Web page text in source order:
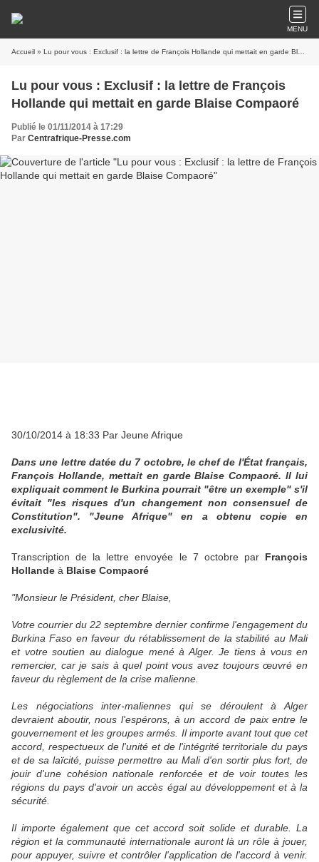
MENU
Accueil » Lu pour vous : Exclusif : la lettre de François Hollande qui mettait en garde Blaise Compaoré
Lu pour vous : Exclusif : la lettre de François
Hollande qui mettait en garde Blaise Compaoré
Publié le 01/11/2014 à 17:29
Par Centrafrique-Presse.com
30/10/2014 à 18:33 Par Jeune Afrique
Dans une lettre datée du 7 octobre, le chef de l'État français,
François Hollande, mettait en garde Blaise Compaoré. Il lui
expliquait comment le Burkina pourrait "être un exemple" s'il
évitait "les risques d'un changement non consensuel de
Constitution". "Jeune Afrique" en a obtenu copie en
exclusivité.
Transcription de la lettre envoyée le 7 octobre par François
Hollande à Blaise Compaoré
"Monsieur le Président, cher Blaise,
Votre courrier du 22 septembre dernier confirme l'engagement du
Burkina Faso en faveur du rétablissement de la stabilité au Mali
et votre soutien au dialogue mené à Alger. Je tiens à vous en
remercier, car je sais à quel point vous avez toujours œuvré en
faveur du règlement de la crise malienne.
Les négociations inter-maliennes qui se déroulent à Alger
devraient aboutir, nous l'espérons, à un accord de paix entre le
gouvernement et les groupes armés. Il importe avant tout que cet
accord, respectueux de l'unité et de l'intégrité territoriale du pays
et de sa laïcité, puisse permettre au Mali d'en sortir plus fort, de
jouir d'une cohésion nationale renforcée et de voir toutes les
régions du pays d'avoir un accès égal au développement et à la
sécurité.
Il importe également que cet accord soit solide et durable. La
région et la communauté internationale auront là un rôle à jouer,
pour appuyer, suivre et contrôler l'application de l'accord à venir.